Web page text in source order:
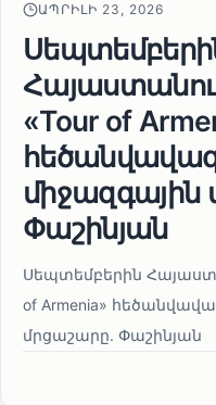
ԱՊՐԻԼԻ 23, 2026
«Tour of
միջազգային
Փաշինյան
Սեպտեմբերին
of Armenia»
մրցաշարը. Փաշինյան